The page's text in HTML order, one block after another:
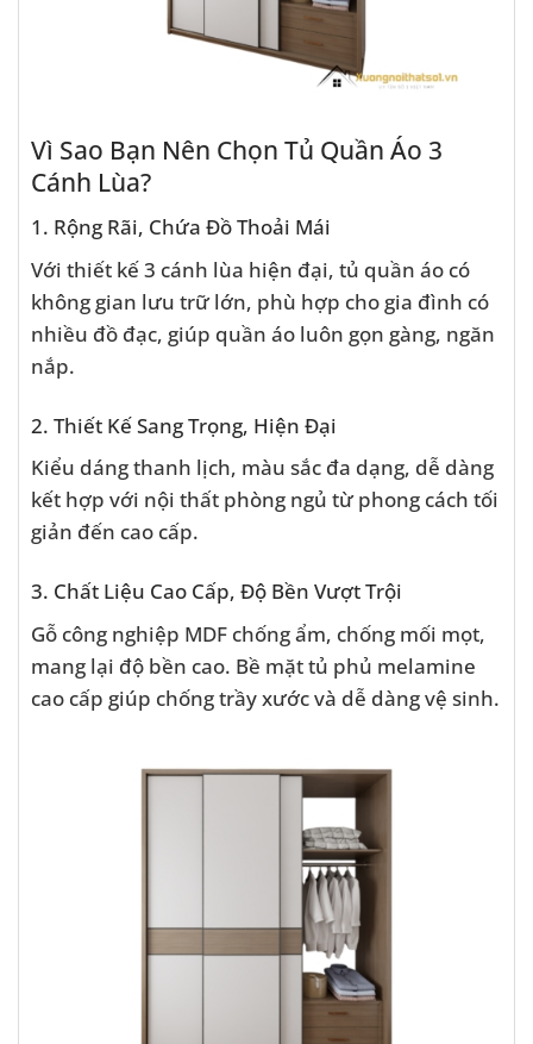
Vì Sao Bạn Nên Chọn Tủ Quần Áo 3
Cánh Lùa?
1. Rộng Rãi, Chứa Đồ Thoải Mái
Với thiết kế 3 cánh lùa hiện đại, tủ quần áo có
không gian lưu trữ lớn, phù hợp cho gia đình có
nhiều đồ đạc, giúp quần áo luôn gọn gàng, ngăn
nắp.
2. Thiết Kế Sang Trọng, Hiện Đại
Kiểu dáng thanh lịch, màu sắc đa dạng, dễ dàng
kết hợp với nội thất phòng ngủ từ phong cách tối
giản đến cao cấp.
3. Chất Liệu Cao Cấp, Độ Bền Vượt Trội
Gỗ công nghiệp MDF chống ẩm, chống mối mọt,
mang lại độ bền cao. Bề mặt tủ phủ melamine
cao cấp giúp chống trầy xước và dễ dàng vệ sinh.